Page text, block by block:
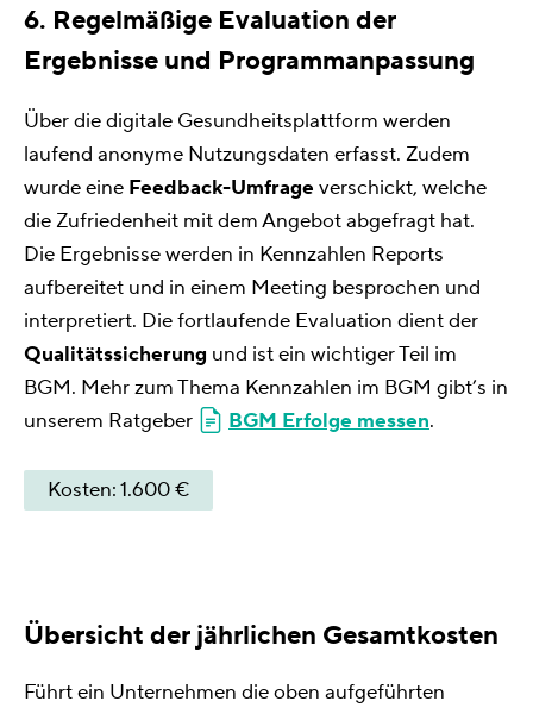
6. Regelmäßige Evaluation der
Ergebnisse und Programmanpassung
Über die digitale Gesundheitsplattform werden
laufend anonyme Nutzungsdaten erfasst. Zudem
wurde eine Feedback-Umfrage verschickt, welche
die Zufriedenheit mit dem Angebot abgefragt hat.
Die Ergebnisse werden in Kennzahlen Reports
aufbereitet und in einem Meeting besprochen und
interpretiert. Die fortlaufende Evaluation dient der
Qualitätssicherung und ist ein wichtiger Teil im
BGM. Mehr zum Thema Kennzahlen im BGM gibt’s in
unserem Ratgeber
BGM Erfolge messen.
Kosten: 1.600 €
Übersicht der jährlichen Gesamtkosten
Führt ein Unternehmen die oben aufgeführten